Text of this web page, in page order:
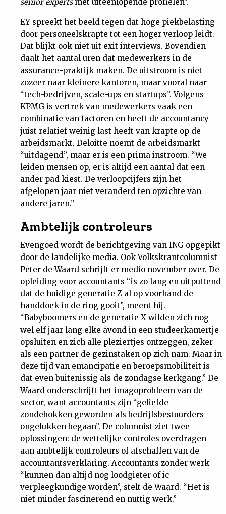
EY spreekt het beeld tegen dat hoge piekbelasting
door personeelskrapte tot een hoger verloop leidt.
Dat blijkt ook niet uit exit interviews. Bovendien
daalt het aantal uren dat medewerkers in de
assurance-praktijk maken. De uitstroom is niet
zozeer naar kleinere kantoren, maar vooral naar
“tech-bedrijven, scale-ups en startups”. Volgens
KPMG is vertrek van medewerkers vaak een
combinatie van factoren en heeft de accountancy
juist relatief weinig last heeft van krapte op de
arbeidsmarkt. Deloitte noemt de arbeidsmarkt
“uitdagend”, maar er is een prima instroom. “We
leiden mensen op, er is altijd een aantal dat een
ander pad kiest. De verloopcijfers zijn het
afgelopen jaar niet veranderd ten opzichte van
andere jaren.”
Ambtelijk controleurs
Evengoed wordt de berichtgeving van ING opgepikt
door de landelijke media. Ook Volkskrantcolumnist
Peter de Waard schrijft er medio november over. De
opleiding voor accountants “is zo lang en uitputtend
dat de huidige generatie Z al op voorhand de
handdoek in de ring gooit”, meent hij.
“Babyboomers en de generatie X wilden zich nog
wel elf jaar lang elke avond in een studeerkamertje
opsluiten en zich alle pleziertjes ontzeggen, zeker
als een partner de gezinstaken op zich nam. Maar in
deze tijd van emancipatie en beroepsmobiliteit is
dat even buitenissig als de zondagse kerkgang.” De
Waard onderschrijft het imagoprobleem van de
sector, want accountants zijn “geliefde
zondebokken geworden als bedrijfsbestuurders
ongelukken begaan”. De columnist ziet twee
oplossingen: de wettelijke controles overdragen
aan ambtelijk controleurs of afschaffen van de
accountantsverklaring. Accountants zonder werk
“kunnen dan altijd nog loodgieter of ic-
verpleegkundige worden”, stelt de Waard. “Het is
niet minder fascinerend en nuttig werk.”